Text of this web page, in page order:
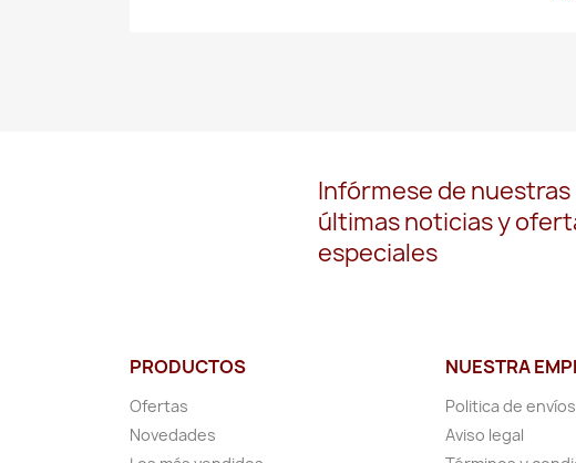
Infórmese de nuestras
últimas noticias y
especiales
PRODUCTOS
Ofertas
Novedades
NUESTRA
Politica de envíos
Aviso legal